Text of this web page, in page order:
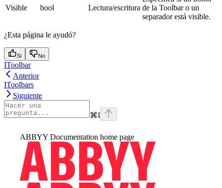
Visible bool Lectura/escritura de la Toolbar o un
separador está visible.
¿Esta página le ayudó?
Si No
IToolbar
Anterior
IToolbars
Siguiente
⌘I
ABBYY Documentation home page